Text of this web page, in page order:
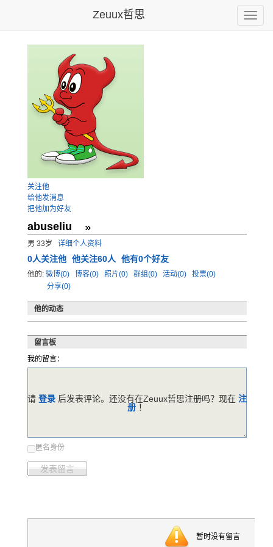
Toggle
Zeuux哲思
关注他
给他发消息
把他加为好友
abuseliu
男 33岁 详细个人资料
0人关注他 他关注60人 他有0个好友
他的: 微博(0) 博客(0) 照片(0) 群组(0) 活动(0)
投票(0)
分享(0)
他的动态
留言板
我的留言：
匿名身份
发表留言
请 登录 后发表评论。还没有在Zeuux哲思注册吗？现在 注
册 ！
暂时没有留言